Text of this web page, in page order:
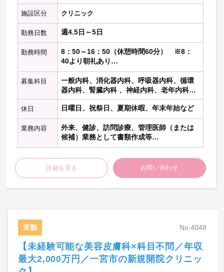
オンコール
担当頻度：平日週1回～＋週末1回～
(月曜祝の場合は要相談)
平日は曜日担当制となりま
す。
※長期連休や年末年始は医師同
士で相談＆調整
出動頻度：出動頻度：0～1回／月
1sコールは医師にて対応(オンコ
ール専用電話あり)
→夜間休日コール数：5件/月間
(過去12か月実績)
夜間休日出動数：0.5件/月間(過
去12か月実績)
待機場所：自宅
※社用車貸出しあり、運転不可
～～～～～～～～～～～～～～～～～～～
一般内科（訪問診療科）時短勤務ver.
必須条件：育児中もしくは介護中であるこ
と
施設区分 クリニック
勤務日数 週4.5日～5日
勤務時間
8：50～16：50（休憩時間60分） ※8：
40より朝礼あり
早出：無し
居残：無し
夕診：17:30～19:30（現在、常勤医師は金
曜日のみ実施）
募集科目
一般内科、消化器内科、呼吸器内科、循環
器内科、腎臓内科 、神経内科、老年内科、
内分泌代謝科、糖尿病科 、血液内科 、リウ
マチ膠原病内科、総合内科
休日 日曜日、祝祭日、夏期休暇、年末年始など
業務内容
外来、健診、訪問診療、管理医師（または
候補）業務として書類作成等
※訪問診療未経験の方については、系列医
療機関（病院・診療所）にてサポートを想
定。
▼外来▼
【外来コマ】週4～5コマ程度
【患者者数】20名程度／コマ ※ほとんど
詳細を見る お問い合わせ
常勤 No.4048
【未経験可能な美容皮膚科×科目不問／年収
最大2,000万円／一宮市の新規開院クリニッ